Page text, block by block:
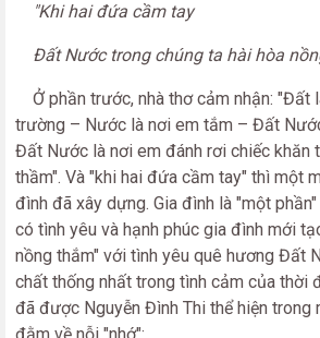
"Khi hai đứa cầm tay
Đất Nước trong chúng ta hài hòa
Ở phần trước, nhà thơ cảm nhận: "Đất
trường – Nước là nơi em tắm – Đất
Đất Nước là nơi em đánh rơi chiếc khăn
thầm". Và "khi hai đứa cầm tay" thì một
đình đã xây dựng. Gia đình là "một
có tình yêu và hạnh phúc gia đình mới
nồng thắm" với tình yêu quê hương Đất
chất thống nhất trong tình cảm của thời
đã được Nguyễn Đình Thi thể hiện trong